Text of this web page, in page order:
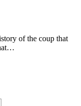
of the coup that